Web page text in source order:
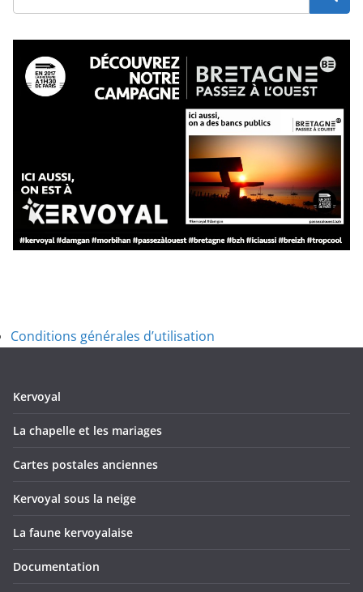
Conditions générales d’utilisation
Kervoyal
La chapelle et les mariages
Cartes postales anciennes
Kervoyal sous la neige
La faune kervoyalaise
Documentation